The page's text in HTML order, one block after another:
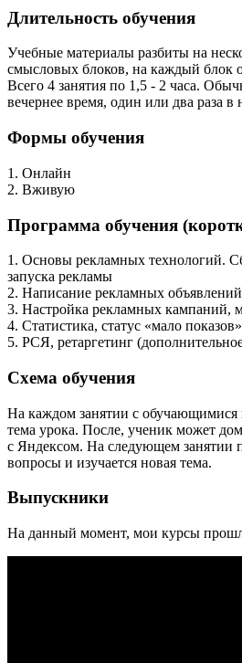
Длительность обучения
Учебные материалы разбиты на
смысловых блоков, на каждый блок
Всего 4 занятия по 1,5 - 2 часа.
вечернее время, один или два раза в
Формы обучения
1. Онлайн
2. Вживую
Программа обучения
1. Основы рекламных технологий.
запуска рекламы
2. Написание рекламных объявлений
3. Настройка рекламных кампаний,
4. Статистика, статус «мало
5. РСЯ, ретаргетинг
Схема обучения
На каждом занятии с обучающимися
тема урока. После, ученик может
с Яндексом. На следующем занятии
вопросы и изучается новая тема.
Выпускники
На данный момент, мои курсы